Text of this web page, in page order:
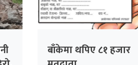
बाँकेमा थपिए ८१ हजार